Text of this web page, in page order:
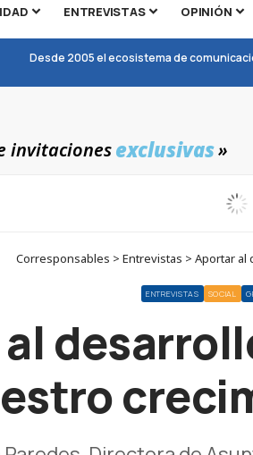
ENTREVISTAS OPINIÓN
Desde 2005 el ecosistema de
invitacionesexclusivas»
Corresponsables > Entrevistas > Aportar
ENTREVISTAS SOCIAL